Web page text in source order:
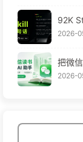
92K
2026-
把微
2026-